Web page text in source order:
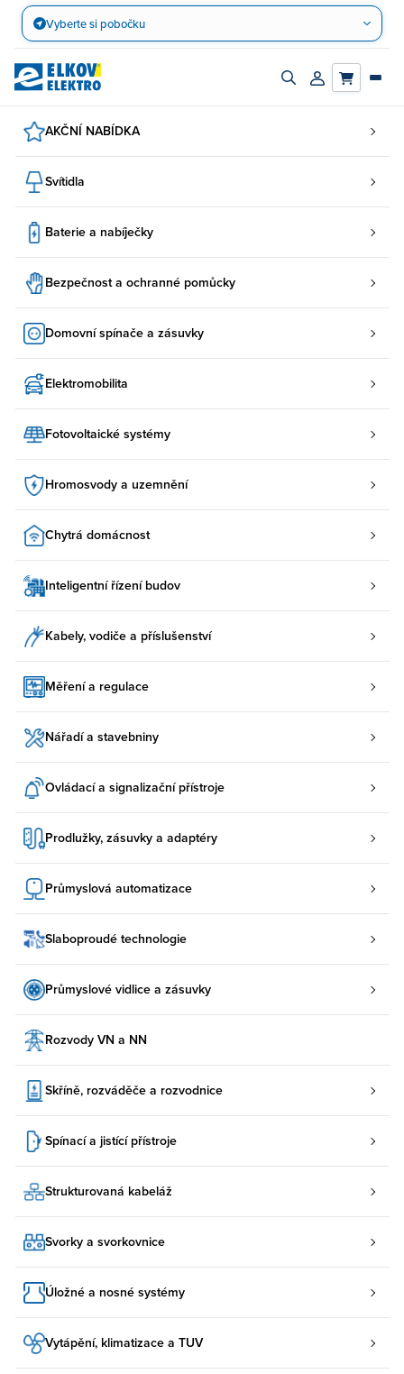
Přejít
obsah
Vyberte si pobočku
Zapnout/vypnout
Přihlásit/
AKČNÍ NABÍDKA
Svítidla
Baterie a nabíječky
Bezpečnost a ochranné pomůcky
Domovní spínače a zásuvky
Elektromobilita
Fotovoltaické systémy
Hromosvody a uzemnění
Chytrá domácnost
Inteligentní řízení budov
Kabely, vodiče a příslušenství
Měření a regulace
Nářadí a stavebniny
Ovládací a signalizační přístroje
Prodlužky, zásuvky a adaptéry
Průmyslová automatizace
Slaboproudé technologie
Průmyslové vidlice a zásuvky
Rozvody VN a NN
Skříně, rozváděče a rozvodnice
Spínací a jistící přístroje
Strukturovaná kabeláž
Svorky a svorkovnice
Úložné a nosné systémy
Vytápění, klimatizace a TUV